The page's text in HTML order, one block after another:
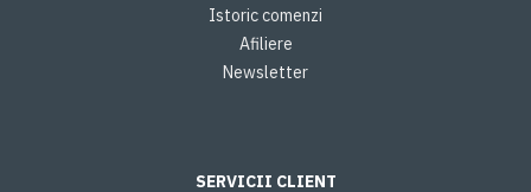
Istoric comenzi
Afiliere
Newsletter
SERVICII CLIENT